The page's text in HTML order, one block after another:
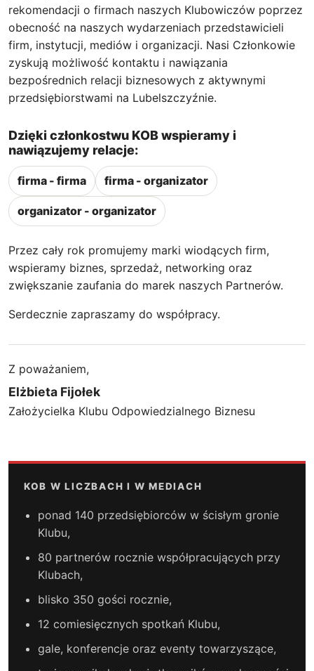
rekomendacji o firmach naszych Klubowiczów poprzez
obecność na naszych wydarzeniach przedstawicieli
firm, instytucji, mediów i organizacji. Nasi Członkowie
zyskują możliwość kontaktu i nawiązania
bezpośrednich relacji biznesowych z aktywnymi
przedsiębiorstwami na Lubelszczyźnie.
Dzięki członkostwu KOB wspieramy i
nawiązujemy relacje:
firma - firma firma - organizator
organizator - organizator
Przez cały rok promujemy marki wiodących firm,
wspieramy biznes, sprzedaż, networking oraz
zwiększanie zaufania do marek naszych Partnerów.
Serdecznie zapraszamy do współpracy.
Z poważaniem,
Elżbieta Fijołek
Założycielka Klubu Odpowiedzialnego Biznesu
KOB W LICZBACH I W MEDIACH
ponad 140 przedsiębiorców w ścisłym gronie
Klubu,
80 partnerów rocznie współpracujących przy
Klubach,
blisko 350 gości rocznie,
12 comiesięcznych spotkań Klubu,
gale, konferencje oraz eventy towarzyszące,